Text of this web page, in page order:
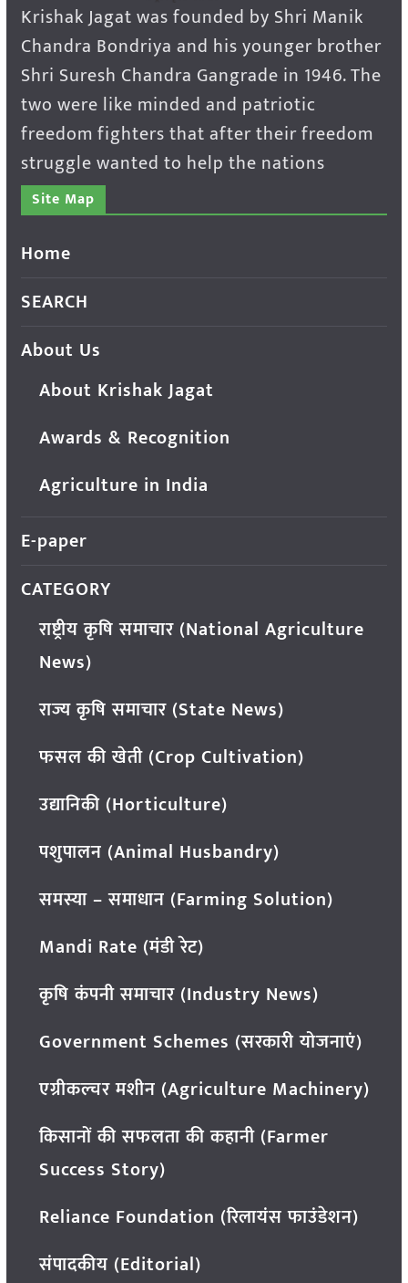
Krishak Jagat was founded by Shri Manik
Chandra Bondriya and his younger brother
Shri Suresh Chandra Gangrade in 1946. The
two were like minded and patriotic
freedom fighters that after their freedom
struggle wanted to help the nations
Site Map
Home
SEARCH
About Us
About Krishak Jagat
Awards & Recognition
Agriculture in India
E-paper
CATEGORY
राष्ट्रीय कृषि समाचार (National Agriculture
News)
राज्य कृषि समाचार (State News)
फसल की खेती (Crop Cultivation)
उद्यानिकी (Horticulture)
पशुपालन (Animal Husbandry)
समस्या – समाधान (Farming Solution)
Mandi Rate (मंडी रेट)
कृषि कंपनी समाचार (Industry News)
Government Schemes (सरकारी योजनाएं)
एग्रीकल्चर मशीन (Agriculture Machinery)
किसानों की सफलता की कहानी (Farmer
Success Story)
Reliance Foundation (रिलायंस फाउंडेशन)
संपादकीय (Editorial)